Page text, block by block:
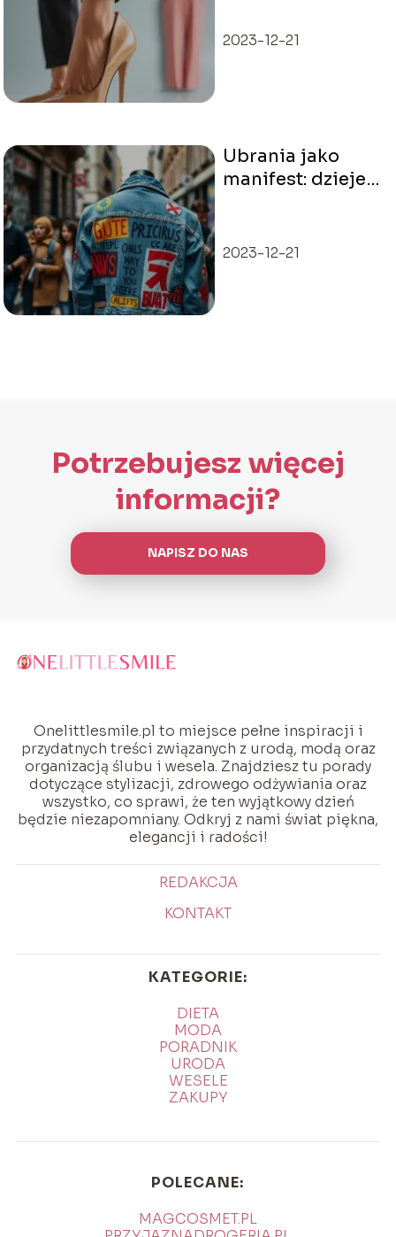
2023-12-21
Ubrania jako
manifest: dzieje
społecznie
2023-12-21
Potrzebujesz więcej
informacji?
NAPISZ DO NAS
Onelittlesmile.pl to miejsce pełne inspiracji i
przydatnych treści związanych z urodą, modą oraz
organizacją ślubu i wesela. Znajdziesz tu porady
dotyczące stylizacji, zdrowego odżywiania oraz
wszystko, co sprawi, że ten wyjątkowy dzień
będzie niezapomniany. Odkryj z nami świat piękna,
elegancji i radości!
REDAKCJA
KONTAKT
KATEGORIE:
DIETA
MODA
PORADNIK
URODA
WESELE
ZAKUPY
POLECANE:
MAGCOSMET.PL